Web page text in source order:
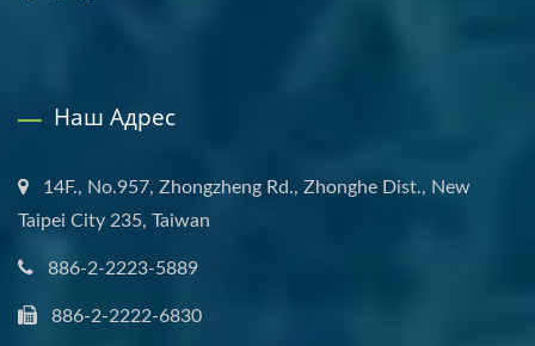
Наш Адрес
14F., No.957, Zhongzheng Rd., Zhonghe Dist., New
Taipei City 235, Taiwan
886-2-2223-5889
886-2-2222-6830